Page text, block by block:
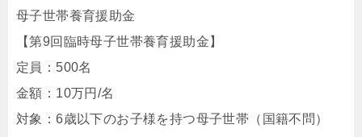
母子世帯養育援助金
【第9回臨時母子世帯養育援助金】
定員：500名
金額：10万円/名
対象：6歳以下のお子様を持つ母子世帯（国籍不問）